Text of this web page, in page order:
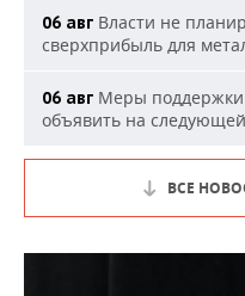
06 авг Власти не
сверхприбыль для
06 авг Меры поддержки
объявить на
ВСЕ